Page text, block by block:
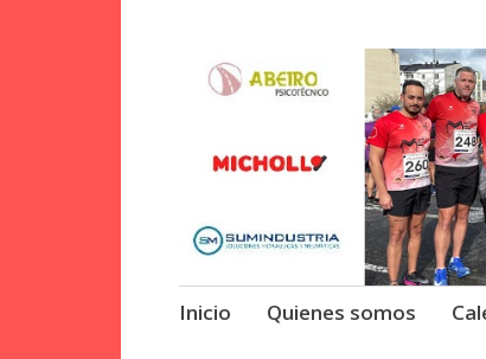
· Club Dalle
Club de corredores
Ir
Inicio Quienes somos